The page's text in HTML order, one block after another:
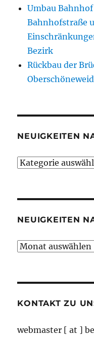
Umbau
Bahnhofstraße
Bezirk
Rückbau der
NEUIGKEITEN
Neuigkeiten
NEUIGKEITEN
Neuigkeiten
KONTAKT ZU
webmaster [ at ]